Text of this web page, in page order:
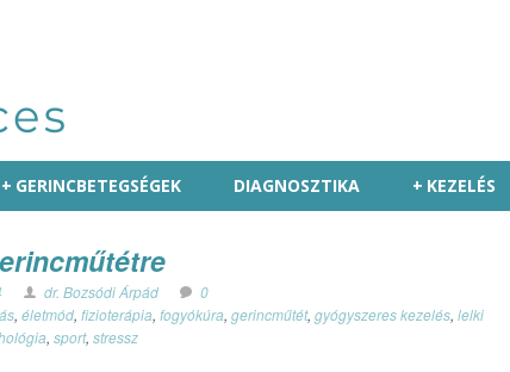
GERINCBETEGSÉGEK
+ DIAGNOSZTIKA KEZELÉS
+
dr. Bozsódi Árpád
0
, életmód, fizioterápia, fogyókúra, gerincműtét, gyógyszeres kezelés, lelki
, sport, stressz